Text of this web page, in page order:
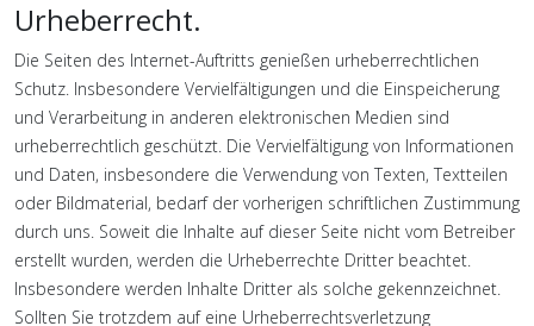
Urheberrecht.
Die Seiten des Internet-Auftritts genießen urheberrechtlichen
Schutz. Insbesondere Vervielfältigungen und die Einspeicherung
und Verarbeitung in anderen elektronischen Medien sind
urheberrechtlich geschützt. Die Vervielfältigung von Informationen
und Daten, insbesondere die Verwendung von Texten, Textteilen
oder Bildmaterial, bedarf der vorherigen schriftlichen Zustimmung
durch uns. Soweit die Inhalte auf dieser Seite nicht vom Betreiber
erstellt wurden, werden die Urheberrechte Dritter beachtet.
Insbesondere werden Inhalte Dritter als solche gekennzeichnet.
Sollten Sie trotzdem auf eine Urheberrechtsverletzung